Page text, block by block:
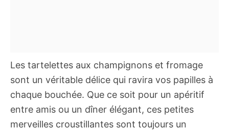
Les tartelettes aux champignons et fromage
sont un véritable délice qui ravira vos papilles à
chaque bouchée. Que ce soit pour un apéritif
entre amis ou un dîner élégant, ces petites
merveilles croustillantes sont toujours un